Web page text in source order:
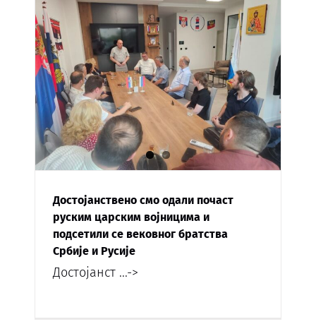
Достојанствено смо одали почаст
руским царским војницима и
подсетили се вековног братства
Србије и Русије
Достојанст ...->